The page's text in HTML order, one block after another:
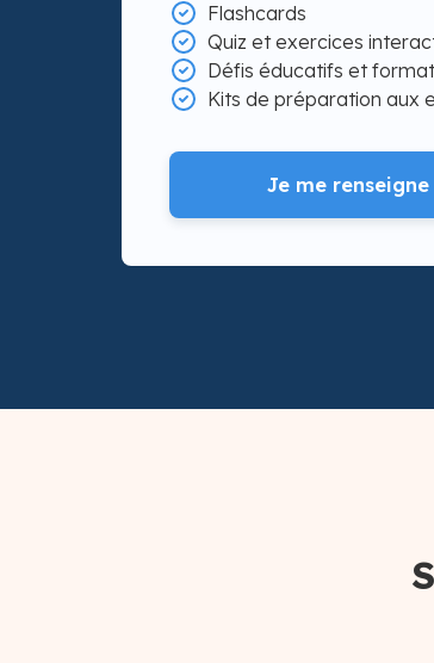
Flashcards
Quiz et exercices
Défis éducatifs et
Kits de préparation aux
Je me renseigne